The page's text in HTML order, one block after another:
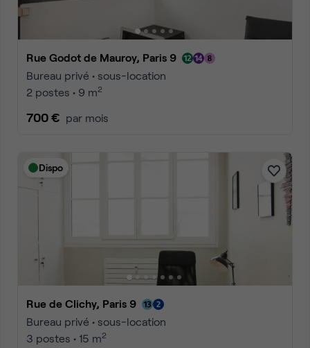
Rue Godot de Mauroy, Paris 9
Bureau privé • sous-location
2 postes • 9 m2
700 € par mois
Dispo
Rue de Clichy, Paris 9
Bureau privé • sous-location
3 postes • 15 m2